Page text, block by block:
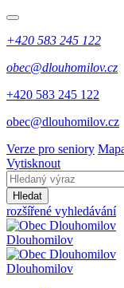
+420 583 245 122
obec@dlouhomilov.cz
+420 583 245 122
obec@dlouhomilov.cz
Verze pro seniory
Vytisknout
Hledat
rozšířené vyhledávání
Dlouhomilov
Dlouhomilov